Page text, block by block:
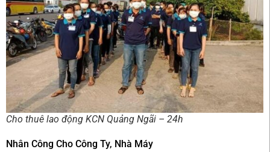
Cho thuê lao động KCN Quảng Ngãi – 24h
Nhân Công Cho Công Ty, Nhà Máy